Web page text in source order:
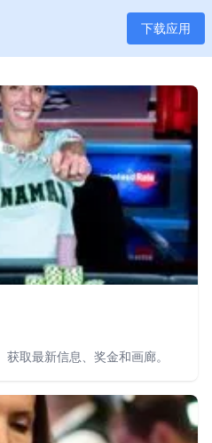
下载应用
新闻
文章
扑克
应用
分类
标签
取最新信息、奖金和画廊。